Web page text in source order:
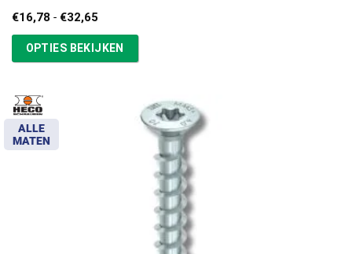
€16,78 - €32,65Prijsklasse:
tot
€32,65
OPTIES BEKIJKEN
ALLE
MATEN